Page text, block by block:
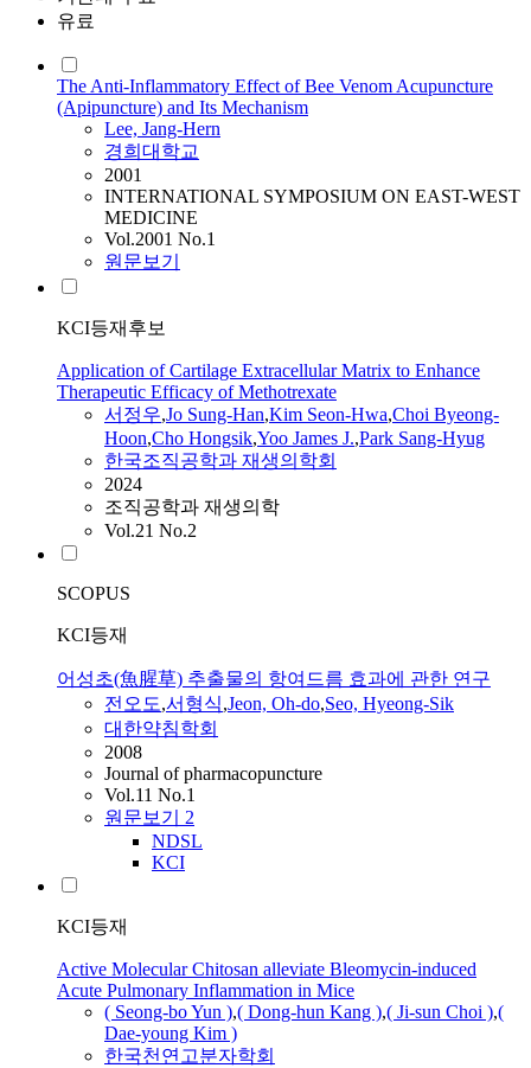
유료
The Anti-Inflammatory Effect of Bee Venom Acupuncture
(Apipuncture) and Its Mechanism
Lee, Jang-Hern
경희대학교
2001
INTERNATIONAL SYMPOSIUM ON EAST-WEST
MEDICINE
Vol.2001 No.1
원문보기
KCI등재후보
Application of Cartilage Extracellular Matrix to Enhance
Therapeutic Efficacy of Methotrexate
서정우,Jo Sung-Han,Kim Seon-Hwa,Choi Byeong-
Hoon,Cho Hongsik,Yoo James J.,Park Sang-Hyug
한국조직공학과 재생의학회
2024
조직공학과 재생의학
Vol.21 No.2
SCOPUS
KCI등재
어성초(魚腥草) 추출물의 항여드름 효과에 관한 연구
전오도,서형식,Jeon, Oh-do,Seo, Hyeong-Sik
대한약침학회
2008
Journal of pharmacopuncture
Vol.11 No.1
원문보기 2
NDSL
KCI
KCI등재
Active Molecular Chitosan alleviate Bleomycin-induced
Acute Pulmonary Inflammation in Mice
( Seong-bo Yun ),( Dong-hun Kang ),( Ji-sun Choi ),(
Dae-young Kim )
한국천연고분자학회